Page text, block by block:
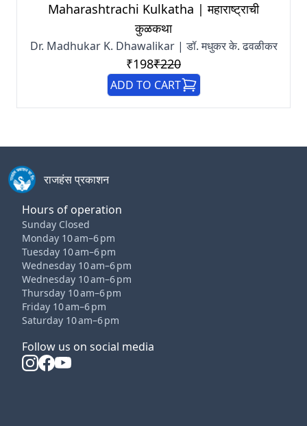
Maharashtrachi Kulkatha | महाराष्ट्राची
कुळकथा
Dr. Madhukar K. Dhawalikar | डॉ. मधुकर के. ढवळीकर
₹198₹220
ADD TO CART
राजहंस प्रकाशन
Hours of operation
Sunday Closed
Monday 10 am–6 pm
Tuesday 10 am–6 pm
Wednesday 10 am–6 pm
Wednesday 10 am–6 pm
Thursday 10 am–6 pm
Friday 10 am–6 pm
Saturday 10 am–6 pm
Follow us on social media